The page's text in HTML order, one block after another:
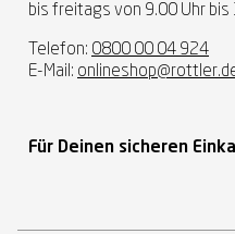
bis freitags von 9.00 Uhr bis
Telefon: 0800 00 04 924
E-Mail:
Für Deinen sicheren